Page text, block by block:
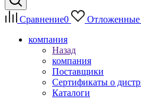
Сравнение0 Отложенные
компания
Назад
компания
Поставщики
Сертификаты о
Каталоги